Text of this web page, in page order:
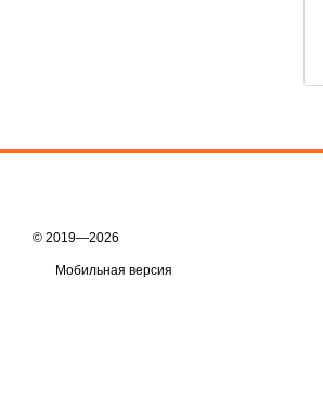
© 2019—2026
Мобильная версия